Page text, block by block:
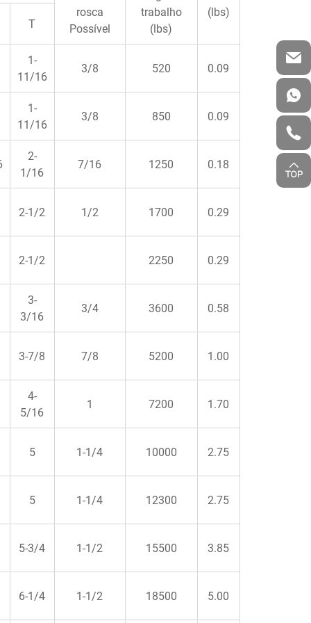
rosca
Possível
trabalho
(lbs)
(lbs)
T
1-
11/16
3/8 520 0.09
1-
11/16
3/8 850 0.09
2-
1/16
7/16 1250 0.18
2-1/2 1/2 1700 0.29
2-1/2 2250 0.29
3-
3/16
3/4 3600 0.58
3-7/8 7/8 5200 1.00
4-
5/16
1 7200 1.70
5 1-1/4 10000 2.75
5 1-1/4 12300 2.75
5-3/4 1-1/2 15500 3.85
6-1/4 1-1/2 18500 5.00